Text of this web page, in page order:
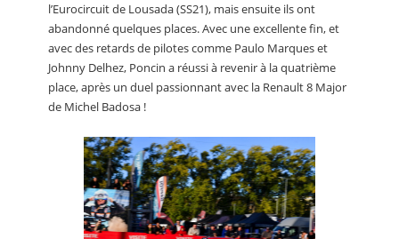
l’Eurocircuit de Lousada (SS21), mais ensuite ils ont
abandonné quelques places. Avec une excellente fin, et
avec des retards de pilotes comme Paulo Marques et
Johnny Delhez, Poncin a réussi à revenir à la quatrième
place, après un duel passionnant avec la Renault 8 Major
de Michel Badosa !